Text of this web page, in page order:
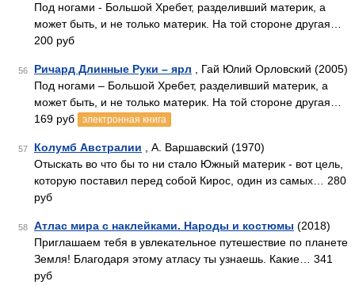
Под ногами - Большой Хребет, разделивший материк, а
может быть, и не только материк. На той стороне другая…
200 руб
56 Ричард Длинные Руки – ярл , Гай Юлий Орловский (2005)
Под ногами – Большой Хребет, разделивший материк, а
может быть, и не только материк. На той стороне другая…
169 руб
электронная книга
57 Колумб Австралии , А. Варшавский (1970)
Отыскать во что бы то ни стало Южный материк - вот цель,
которую поставил перед собой Кирос, один из самых… 280
руб
58 Атлас мира с наклейками. Народы и костюмы (2018)
Приглашаем тебя в увлекательное путешествие по планете
Земля! Благодаря этому атласу ты узнаешь. Какие… 341
руб